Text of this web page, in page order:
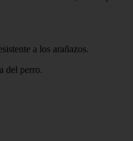
a los arañazos.
del perro.